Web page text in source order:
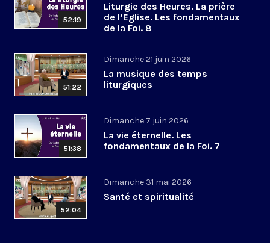
52:19
Liturgie des Heures. La prière
de l’Eglise. Les fondamentaux
de la Foi. 8
51:22
Dimanche 21 juin 2026
La musique des temps
liturgiques
51:38
Dimanche 7 juin 2026
La vie éternelle. Les
fondamentaux de la Foi. 7
52:04
Dimanche 31 mai 2026
Santé et spiritualité